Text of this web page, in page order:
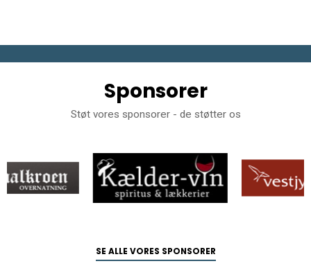
Sponsorer
Støt vores sponsorer - de støtter os
SE ALLE VORES SPONSORER